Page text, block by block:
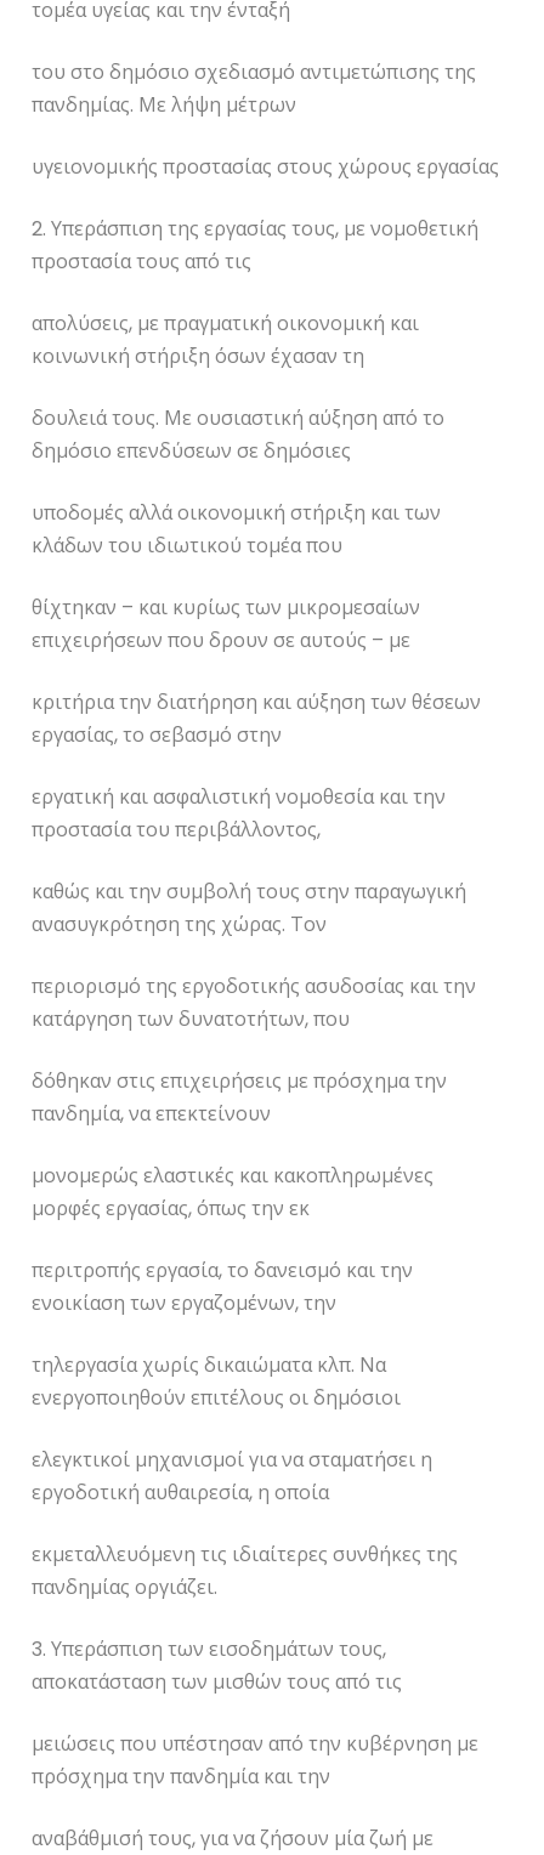
τομέα υγείας και την ένταξή
του στο δημόσιο σχεδιασμό αντιμετώπισης της
πανδημίας. Με λήψη μέτρων
υγειονομικής προστασίας στους χώρους εργασίας
2. Υπεράσπιση της εργασίας τους, με νομοθετική
προστασία τους από τις
απολύσεις, με πραγματική οικονομική και
κοινωνική στήριξη όσων έχασαν τη
δουλειά τους. Με ουσιαστική αύξηση από το
δημόσιο επενδύσεων σε δημόσιες
υποδομές αλλά οικονομική στήριξη και των
κλάδων του ιδιωτικού τομέα που
θίχτηκαν – και κυρίως των μικρομεσαίων
επιχειρήσεων που δρουν σε αυτούς – με
κριτήρια την διατήρηση και αύξηση των θέσεων
εργασίας, το σεβασμό στην
εργατική και ασφαλιστική νομοθεσία και την
προστασία του περιβάλλοντος,
καθώς και την συμβολή τους στην παραγωγική
ανασυγκρότηση της χώρας. Τον
περιορισμό της εργοδοτικής ασυδοσίας και την
κατάργηση των δυνατοτήτων, που
δόθηκαν στις επιχειρήσεις με πρόσχημα την
πανδημία, να επεκτείνουν
μονομερώς ελαστικές και κακοπληρωμένες
μορφές εργασίας, όπως την εκ
περιτροπής εργασία, το δανεισμό και την
ενοικίαση των εργαζομένων, την
τηλεργασία χωρίς δικαιώματα κλπ. Να
ενεργοποιηθούν επιτέλους οι δημόσιοι
ελεγκτικοί μηχανισμοί για να σταματήσει η
εργοδοτική αυθαιρεσία, η οποία
εκμεταλλευόμενη τις ιδιαίτερες συνθήκες της
πανδημίας οργιάζει.
3. Υπεράσπιση των εισοδημάτων τους,
αποκατάσταση των μισθών τους από τις
μειώσεις που υπέστησαν από την κυβέρνηση με
πρόσχημα την πανδημία και την
αναβάθμισή τους, για να ζήσουν μία ζωή με